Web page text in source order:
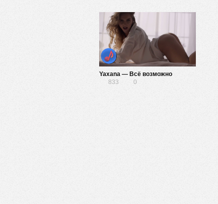
Yaxana — Всё возможно
833
0